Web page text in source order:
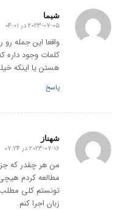
شیما
گفته:
2023-07-05 در 04:01
واقعا این جمله
کلمات وجود داره
هستن یا اینکه
پاسخ
شهناز
گفته:
2023-07-16 در 07:24
من هر چقدر که
مطالعه کردم
تونستم کلی
زبان اجرا کنم.